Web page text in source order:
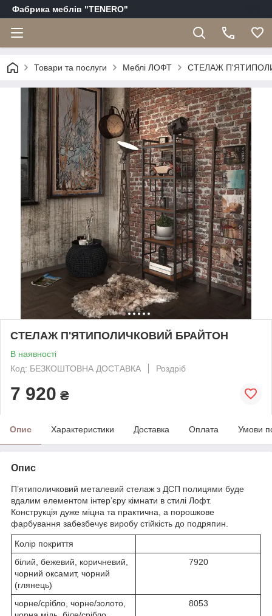
Фабрика меблів "TENERO"
Товари та послуги Меблі ЛОФТ СТЕЛАЖ
СТЕЛАЖ П'ЯТИПОЛИЧКОВИЙ БРАЙТОН
В наявності
Код: БЕЗКОШТОВНА ДОСТАВКА
Роздріб
7 920 ₴
Опис Характеристики Доставка Оплата Умови
Опис
П’ятиполичковий металевий стелаж з ДСП полицями буде
вдалим елементом інтер’єру кімнати в стилі Лофт.
Конструкція дуже міцна та практична, а порошкове
фарбування забезбечує виробу стійкість до подряпин.
Колір покриття
білий, бежевий, коричневий,
чорний оксамит, чорний
(глянець)
7920
чорне/срібло, чорне/золото,
8053